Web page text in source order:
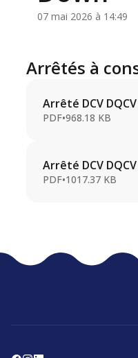
07 mai 2026 à 14:49
Arrêtés à
Arrêté DCV DQCV
PDF•968.18 KB
Arrêté DCV DQCV
PDF•1017.37 KB